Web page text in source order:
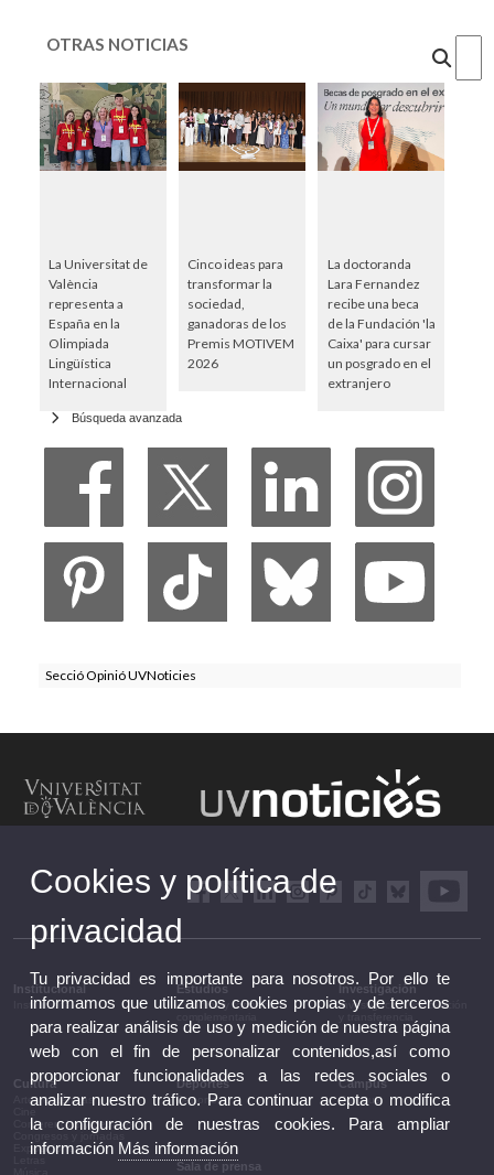
OTRAS NOTICIAS
La Universitat de
València
representa a
España en la
Olimpiada
Lingüística
Internacional
Cinco ideas para
transformar la
sociedad,
ganadoras de los
Premis MOTIVEM
2026
La doctoranda
Lara Fernandez
recibe una beca
de la Fundación 'la
Caixa' para cursar
un posgrado en el
extranjero
Búsqueda avanzada
Secció Opinió UVNoticies
Institucional
Institucional
Estudios
Estudios y formación
Investigación
Investigación, innovación
Cultura
Artes escénicas
Conferencias y debates
Congresos y jornadas
Exposiciones
Deportes
Deportes
Campus
Campus
Sala de prensa
Cookies y política de
privacidad
Tu privacidad es importante para nosotros. Por ello te
informamos que utilizamos cookies propias y de terceros
para realizar análisis de uso y medición de nuestra página
web con el fin de personalizar contenidos,así como
proporcionar funcionalidades a las redes sociales o
analizar nuestro tráfico. Para continuar acepta o modifica
la configuración de nuestras cookies. Para ampliar
información Más información